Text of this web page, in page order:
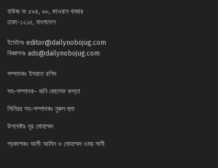
হাউজ নং ৫৯৪, ৯৮, কাওরান বাজার
ঢাকা-১২১৫, বাংলাদেশ
ইমেইলঃ editor@dailynobojug.com
বিজ্ঞাপনঃ ads@dailynobojug.com
সম্পাদকঃ ইসরাত রশিদ
সহ-সম্পাদক- জনি জোসেফ কস্তা
সিনিয়র সহ-সম্পাদকঃ নুরুল হুদা
উপদেষ্টাঃ নূর মোহাম্মদ
প্রকাশকঃ আলী আমিন ও মোহাম্মদ ওমর সানী